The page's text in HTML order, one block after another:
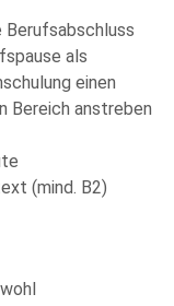
als
einen
Bereich anstreben
(mind. B2)
genommen
Speicherung
der Beantwortung
für die
und es gelten die